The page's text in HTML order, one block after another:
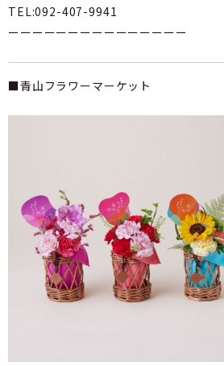
TEL:092-407-9941
ーーーーーーーーーーーーーーー
■青山フラワーマーケット